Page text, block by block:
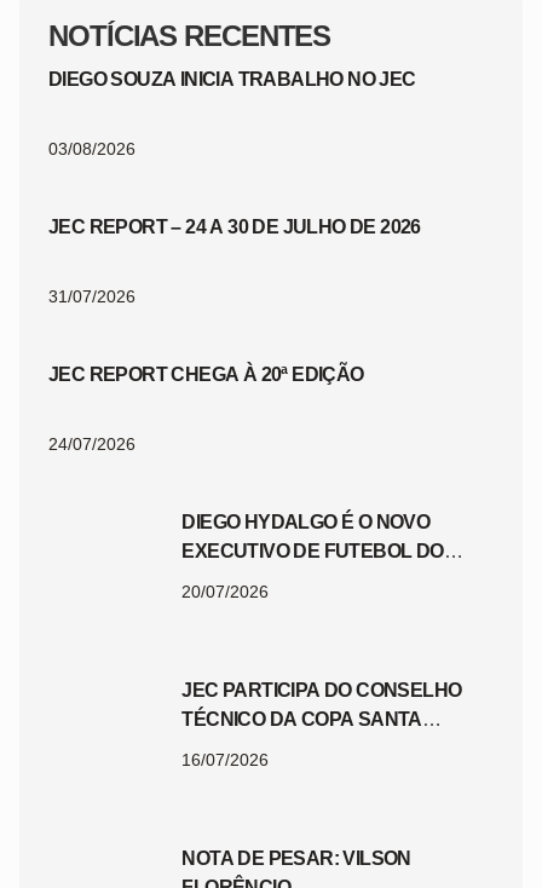
NOTÍCIAS RECENTES
DIEGO SOUZA INICIA TRABALHO NO JEC
03/08/2026
JEC REPORT – 24 A 30 DE JULHO DE 2026
31/07/2026
JEC REPORT CHEGA À 20ª EDIÇÃO
24/07/2026
DIEGO HYDALGO É O NOVO
EXECUTIVO DE FUTEBOL DO
20/07/2026
JEC PARTICIPA DO CONSELHO
TÉCNICO DA COPA SANTA
16/07/2026
NOTA DE PESAR: VILSON